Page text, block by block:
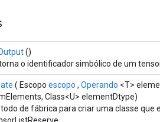
()
o identificador simbólico de um
( Escopo escopo , Operando <T>
Class<U> elementDtype)
de fábrica para criar uma classe que